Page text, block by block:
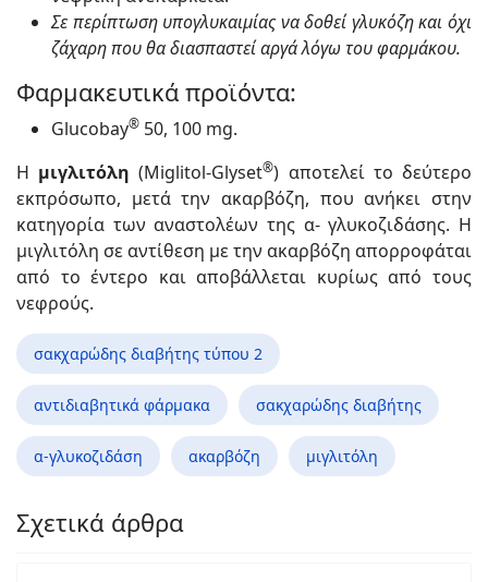
Σε περίπτωση υπογλυκαιμίας να δοθεί γλυκόζη και όχι
ζάχαρη που θα διασπαστεί αργά λόγω του φαρμάκου.
Φαρμακευτικά προϊόντα:
Glucobay® 50, 100 mg.
Η μιγλιτόλη (Miglitol-Glyset®) αποτελεί το δεύτερο
εκπρόσωπο, μετά την ακαρβόζη, που ανήκει στην
κατηγορία των αναστολέων της α- γλυκοζιδάσης. Η
μιγλιτόλη σε αντίθεση με την ακαρβόζη απορροφάται
από το έντερο και αποβάλλεται κυρίως από τους
νεφρούς.
σακχαρώδης διαβήτης τύπου 2
αντιδιαβητικά φάρμακα σακχαρώδης διαβήτης
α-γλυκοζιδάση ακαρβόζη μιγλιτόλη
Σχετικά άρθρα